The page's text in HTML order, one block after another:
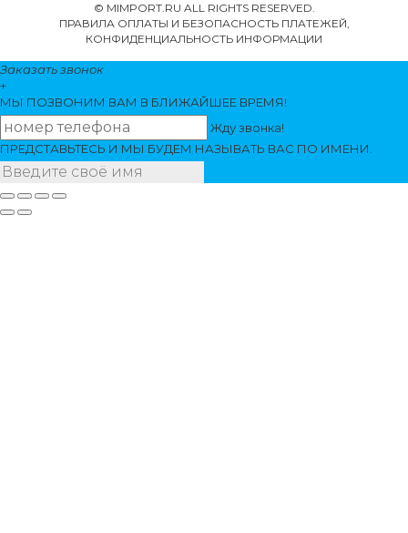
© MIMPORT.RU ALL RIGHTS RESERVED.
ПРАВИЛА ОПЛАТЫ И БЕЗОПАСНОСТЬ ПЛАТЕЖЕЙ,
КОНФИДЕНЦИАЛЬНОСТЬ ИНФОРМАЦИИ
Заказать звонок
+
МЫ ПОЗВОНИМ ВАМ В БЛИЖАЙШЕЕ ВРЕМЯ!
Жду звонка!
ПРЕДСТАВЬТЕСЬ И МЫ БУДЕМ НАЗЫВАТЬ ВАС ПО ИМЕНИ.